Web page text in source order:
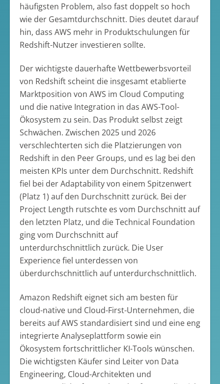
häufigsten Problem, also fast doppelt so hoch
wie der Gesamtdurchschnitt. Dies deutet darauf
hin, dass AWS mehr in Produktschulungen für
Redshift-Nutzer investieren sollte.
Der wichtigste dauerhafte Wettbewerbsvorteil
von Redshift scheint die insgesamt etablierte
Marktposition von AWS im Cloud Computing
und die native Integration in das AWS-Tool-
Ökosystem zu sein. Das Produkt selbst zeigt
Schwächen. Zwischen 2025 und 2026
verschlechterten sich die Platzierungen von
Redshift in den Peer Groups, und es lag bei den
meisten KPIs unter dem Durchschnitt. Redshift
fiel bei der Adaptability von einem Spitzenwert
(Platz 1) auf den Durchschnitt zurück. Bei der
Project Length rutschte es vom Durchschnitt auf
den letzten Platz, und die Technical Foundation
ging vom Durchschnitt auf
unterdurchschnittlich zurück. Die User
Experience fiel unterdessen von
überdurchschnittlich auf unterdurchschnittlich.
Amazon Redshift eignet sich am besten für
cloud-native und Cloud-First-Unternehmen, die
bereits auf AWS standardisiert sind und eine eng
integrierte Analyseplattform sowie ein
Ökosystem fortschrittlicher KI-Tools wünschen.
Die wichtigsten Käufer sind Leiter von Data
Engineering, Cloud-Architekten und